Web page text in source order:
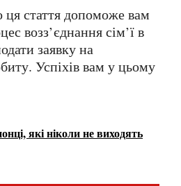
возз’єднання сім’ї в
заявку на
Успіхів вам у цьому
які ніколи не виходять